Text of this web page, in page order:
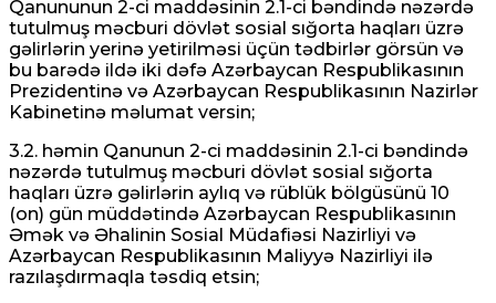
Qanununun 2-ci maddəsinin 2.1-ci bəndində nəzərdə
tutulmuş məcburi dövlət sosial sığorta haqları üzrə
gəlirlərin yerinə yetirilməsi üçün tədbirlər görsün və
bu barədə ildə iki dəfə Azərbaycan Respublikasının
Prezidentinə və Azərbaycan Respublikasının Nazirlər
Kabinetinə məlumat versin;
3.2. həmin Qanunun 2-ci maddəsinin 2.1-ci bəndində
nəzərdə tutulmuş məcburi dövlət sosial sığorta
haqları üzrə gəlirlərin aylıq və rüblük bölgüsünü 10
(on) gün müddətində Azərbaycan Respublikasının
Əmək və Əhalinin Sosial Müdafiəsi Nazirliyi və
Azərbaycan Respublikasının Maliyyə Nazirliyi ilə
razılaşdırmaqla təsdiq etsin;